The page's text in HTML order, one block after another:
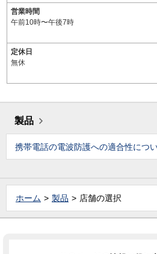
営業時間
午前10時〜午後7時
定休日
無休
製品
携帯電話の電波防護への適合性につ
ホーム 製品 店舗の選択